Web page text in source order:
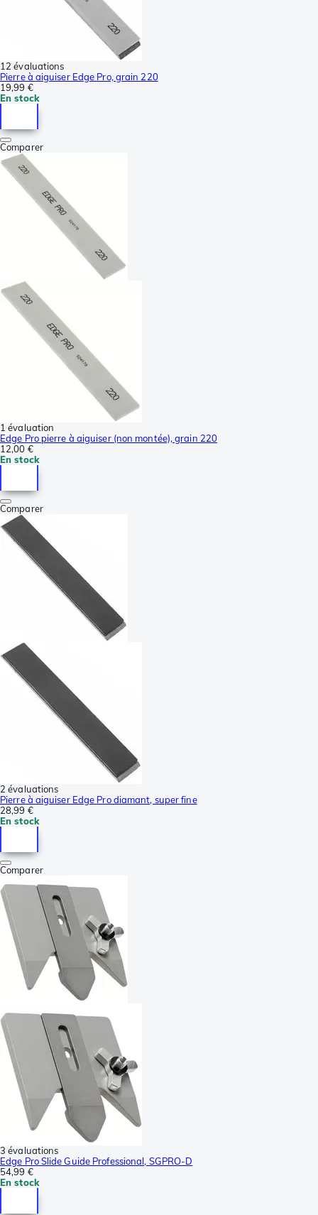
12 évaluations
Pierre à aiguiser Edge Pro, grain 220
19,99 €
En stock
Comparer
1 évaluation
Edge Pro pierre à aiguiser (non montée), grain 220
12,00 €
En stock
Comparer
2 évaluations
Pierre à aiguiser Edge Pro diamant, super fine
28,99 €
En stock
Comparer
3 évaluations
Edge Pro Slide Guide Professional, SGPRO-D
54,99 €
En stock